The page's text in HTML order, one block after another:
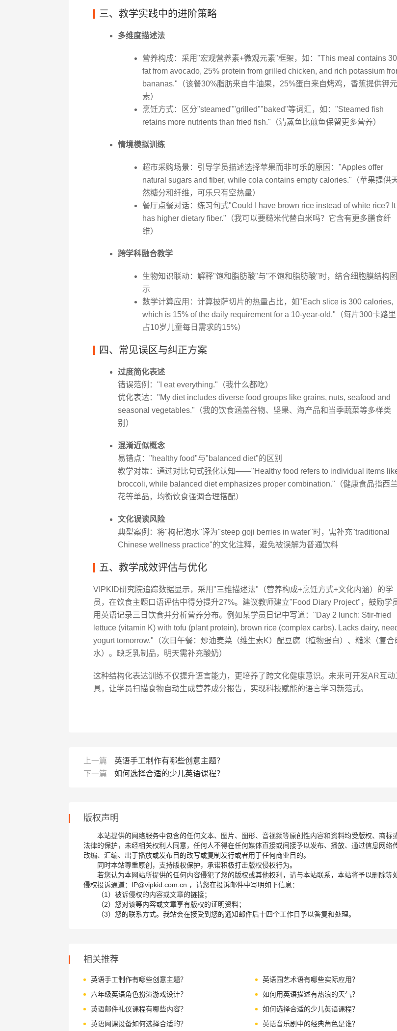
三、教学实践中的进阶策略
多维度描述法
营养构成：采用"宏观营养素+微观元素"框架，如："This meal contains
fat from avocado, 25% protein from grilled chicken, and rich potassium
bananas."（该餐30%脂肪来自牛油果，25%蛋白来自烤鸡，香蕉提供钾元
素）
烹饪方式：区分"steamed""grilled""baked"等词汇，如："Steamed fish
retains more nutrients than fried fish."（清蒸鱼比煎鱼保留更多营养）
情境模拟训练
超市采购场景：引导学员描述选择苹果而非可乐的原因："Apples offer
natural sugars and fiber, while cola contains empty calories."（苹果提供
然糖分和纤维，可乐只有空热量）
餐厅点餐对话：练习句式"Could I have brown rice instead of white rice? It
has higher dietary fiber."（我可以要糙米代替白米吗？它含有更多膳食纤
维）
跨学科融合教学
生物知识联动：解释"饱和脂肪酸"与"不饱和脂肪酸"时，结合细胞膜结构图
示
数学计算应用：计算披萨切片的热量占比，如"Each slice is 300 calories,
which is 15% of the daily requirement for a 10-year-old."（每片300卡路里
占10岁儿童每日需求的15%）
四、常见误区与纠正方案
过度简化表述
错误范例："I eat everything."（我什么都吃）
优化表达："My diet includes diverse food groups like grains, nuts, seafood and
seasonal vegetables."（我的饮食涵盖谷物、坚果、海产品和当季蔬菜等多样类
别）
混淆近似概念
易错点："healthy food"与"balanced diet"的区别
教学对策：通过对比句式强化认知——"Healthy food refers to individual items
broccoli, while balanced diet emphasizes proper combination."（健康食品指西兰
花等单品，均衡饮食强调合理搭配）
文化误读风险
典型案例：将"枸杞泡水"译为"steep goji berries in water"时，需补充"traditional
Chinese wellness practice"的文化注释，避免被误解为普通饮料
五、教学成效评估与优化
VIPKID研究院追踪数据显示，采用"三维描述法"（营养构成+烹饪方式+文化内涵）的学
员，在饮食主题口语评估中得分提升27%。建议教师建立"Food Diary Project"，鼓励学
用英语记录三日饮食并分析营养分布。例如某学员日记中写道："Day 2 lunch: Stir-fried
lettuce (vitamin K) with tofu (plant protein), brown rice (complex carbs). Lacks dairy,
yogurt tomorrow."（次日午餐：炒油麦菜（维生素K）配豆腐（植物蛋白）、糙米（复合
水）。缺乏乳制品，明天需补充酸奶）
这种结构化表达训练不仅提升语言能力，更培养了跨文化健康意识。未来可开发AR互动
具，让学员扫描食物自动生成营养成分报告，实现科技赋能的语言学习新范式。
上一篇
英语手工制作有哪些创意主题？
下一篇
如何选择合适的少儿英语课程？
版权声明
本站提供的网络服务中包含的任何文本、图片、图形、音视频等原创性内容和资料均受版权、商标
法律的保护，未经相关权利人同意，任何人不得在任何媒体直接或间接予以发布、播放、通过信息网络传
改编、汇编、出于播放或发布目的改写或复制发行或者用于任何商业目的。
同时本站尊重原创，支持版权保护，承诺积极打击版权侵权行为。
若您认为本网站所提供的任何内容侵犯了您的版权或其他权利，请与本站联系，本站将予以删除等处
侵权投诉通道：IP@vipkid.com.cn ，请您在投诉邮件中写明如下信息：
（1）被诉侵权的内容或文章的链接；
（2）您对该等内容或文章享有版权的证明资料；
（3）您的联系方式。我站会在接受到您的通知邮件后十四个工作日予以答复和处理。
相关推荐
英语手工制作有哪些创意主题？
英语园艺术语有哪些实际应用？
六年级英语角色扮演游戏设计？
如何用英语描述有热浪的天气？
英语邮件礼仪课程有哪些内容？
如何选择合适的少儿英语课程？
英语网课设备如何选择合适的？
英语音乐剧中的经典角色是谁？